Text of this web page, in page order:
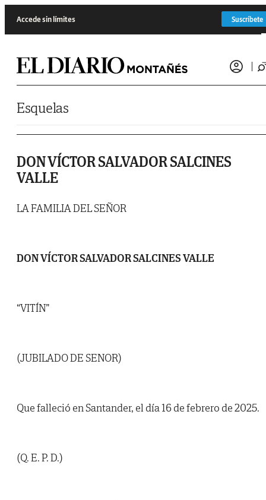
Accede sin límites Suscríbete
Esquelas
DON VÍCTOR SALVADOR SALCINES
VALLE
LA FAMILIA DEL SEÑOR
DON VÍCTOR SALVADOR SALCINES VALLE
“VITÍN”
(JUBILADO DE SENOR)
Que falleció en Santander, el día 16 de febrero de 2025.
(Q. E. P. D.)